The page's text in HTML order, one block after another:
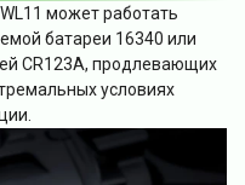
может работать
батареи 16340 или
CR123A, продлевающих
условиях